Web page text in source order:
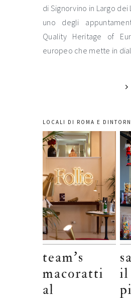
di Signorvino in Largo
uno degli
Quality Heritage of
europeo che mette in
LOCALI DI ROMA E
team’s
macoratti
al
il